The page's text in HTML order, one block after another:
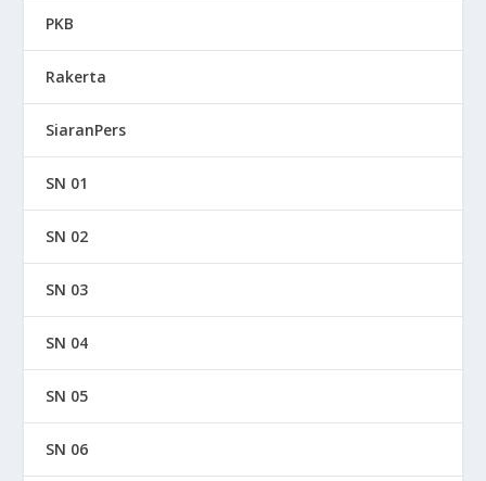
PKB
Rakerta
SiaranPers
SN 01
SN 02
SN 03
SN 04
SN 05
SN 06